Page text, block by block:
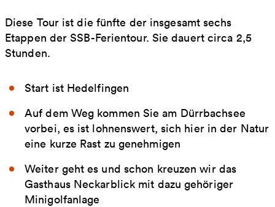
Diese Tour ist die fünfte der insgesamt sechs
Etappen der SSB-Ferientour. Sie dauert circa 2,5
Stunden.
Start ist Hedelfingen
Auf dem Weg kommen Sie am Dürrbachsee
vorbei, es ist lohnenswert, sich hier in der Natur
eine kurze Rast zu genehmigen
Weiter geht es und schon kreuzen wir das
Gasthaus Neckarblick mit dazu gehöriger
Minigolfanlage